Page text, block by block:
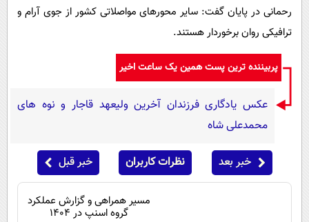
رحمانی در پایان گفت: سایر محور‌های مواصلاتی کشور از جوی آرام و
ترافیکی روان برخوردار هستند.
پربیننده ترین پست همین یک ساعت اخیر
عکس یادگاری فرزندان آخرین ولیعهد قاجار و نوه های
محمدعلی شاه
خبر بعد نظرات کاربران خبر قبل
مسیر همراهی و گزارش عملکرد
گروه اسنپ در ۱۴۰۴